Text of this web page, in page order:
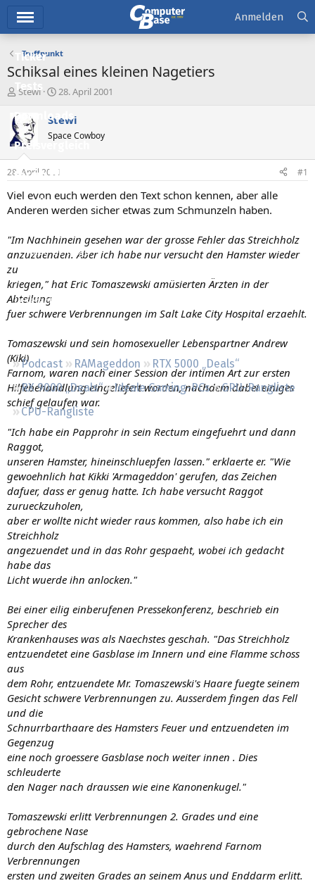
Ticker
Tests
Downloads
Preisvergleich
Forum
Aktuelles
Neue Beiträge
Leserartikel
Podcast RAMageddon
RTX 5000 „Deals“
RX 9000 „Deals“
Ideale Gaming-PCs
GPU-Rangliste
CPU-Rangliste
Anmelden
Treffpunkt
Schiksal eines kleinen Nagetiers
E
s
t
e
e
r
Stewi
E
s
e
l
t
a
28. April 2001
Stewi
Space Cowboy
28. April 2001 #1
Viel evon euch werden den Text schon kennen, aber alle
Anderen werden sicher etwas zum Schmunzeln haben.
"Im Nachhinein gesehen war der grosse Fehler das Streichholz
anzuzuenden. Aber ich habe nur versucht den Hamster wieder
zu
kriegen," hat Eric Tomaszewski amüsierten Ärzten in der
Abteilung
fuer schwere Verbrennungen im Salt Lake City Hospital erzaehlt.
Tomaszewski und sein homosexueller Lebenspartner Andrew
(Kiki)
Farnom, waren nach einer Session der intimen Art zur ersten
Hilfebehandlung eingeliefert worden, nachdem dabei einiges
schief gelaufen war.
"Ich habe ein Papprohr in sein Rectum eingefuehrt und dann
Raggot,
unseren Hamster, hineinschluepfen lassen." erklaerte er. "Wie
gewoehnlich hat Kikki 'Armageddon' gerufen, das Zeichen
dafuer, dass er genug hatte. Ich habe versucht Raggot
zurueckzuholen,
aber er wollte nicht wieder raus kommen, also habe ich ein
Streichholz
angezuendet und in das Rohr gespaeht, wobei ich gedacht
habe das
Licht wuerde ihn anlocken."
Bei einer eilig einberufenen Pressekonferenz, beschrieb ein
Sprecher des
Krankenhauses was als Naechstes geschah. "Das Streichholz
entzuendetet eine Gasblase im Innern und eine Flamme schoss
aus
dem Rohr, entzuendete Mr. Tomaszewski's Haare fuegte seinem
Gesicht schwere Verbrennungen zu. Ausserdem fingen das Fell
und die
Schnurrbarthaare des Hamsters Feuer und entzuendeten im
Gegenzug
eine noch groessere Gasblase noch weiter innen . Dies
schleuderte
den Nager nach draussen wie eine Kanonenkugel."
Tomaszewski erlitt Verbrennungen 2. Grades und eine
gebrochene Nase
durch den Aufschlag des Hamsters, waehrend Farnom
Verbrennungen
ersten und zweiten Grades an seinem Anus und Enddarm erlitt.